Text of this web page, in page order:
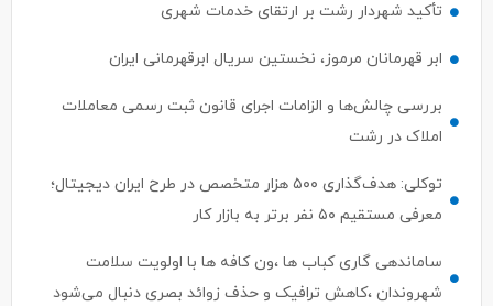
تأکید شهردار رشت بر ارتقای خدمات شهری
ابر قهرمانان مرموز، نخستین سریال ابرقهرمانی ایران
بررسی چالش‌ها و الزامات اجرای قانون ثبت رسمی معاملات
املاک در رشت
توکلی: هدف‌گذاری ۵۰۰ هزار متخصص در طرح ایران دیجیتال؛
معرفی مستقیم ۵۰ نفر برتر به بازار کار
ساماندهی گاری کباب ها ،ون کافه ها با اولویت سلامت
شهروندان ،کاهش ترافیک و حذف زوائد بصری دنبال می‌شود